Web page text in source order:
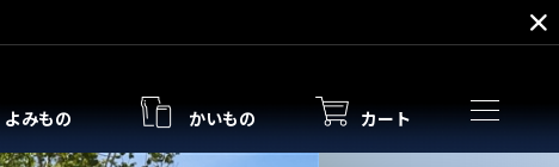
よみもの かいもの カート